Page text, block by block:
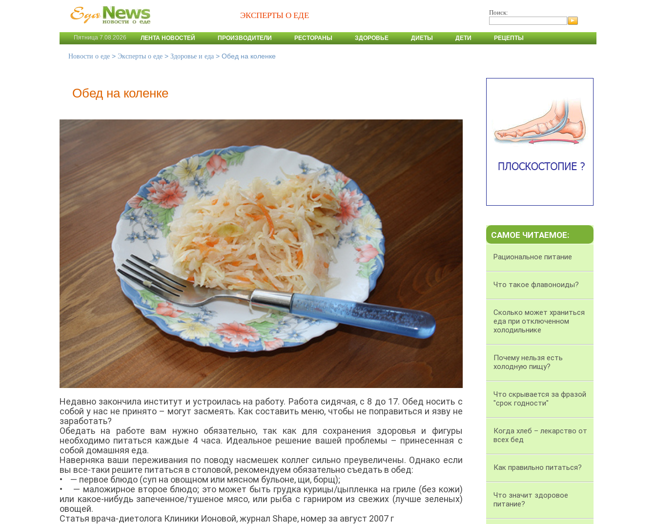
ЭКСПЕРТЫ О ЕДЕ Поиск:
Пятница 7.08.2026 ЛЕНТА НОВОСТЕЙ ПРОИЗВОДИТЕЛИ РЕСТОРАНЫ ЗДОРОВЬЕ ДИЕТЫ ДЕТИ РЕЦЕПТЫ
Новости о еде > Эксперты о еде > Здоровье и еда > Обед на коленке
Обед на коленке
Недавно закончила институт и устроилась на работу. Работа сидячая, с 8 до 17. Обед носить с
собой у нас не принято – могут засмеять. Как составить меню, чтобы не поправиться и язву не
заработать?
Обедать на работе вам нужно обязательно, так как для сохранения здоровья и фигуры
необходимо питаться каждые 4 часа. Идеальное решение вашей проблемы – принесенная с
собой домашняя еда.
Наверняка ваши переживания по поводу насмешек коллег сильно преувеличены. Однако если
вы все-таки решите питаться в столовой, рекомендуем обязательно съедать в обед:
• — первое блюдо (суп на овощном или мясном бульоне, щи, борщ);
• — маложирное второе блюдо; это может быть грудка курицы/цыпленка на гриле (без кожи)
или какое-нибудь запеченное/тушеное мясо, или рыба с гарниром из свежих (лучше зеленых)
овощей.
Статья врача-диетолога Клиники Ионовой, журнал Shape, номер за август 2007 г
САМОЕ ЧИТАЕМОЕ:
Рациональное питание
Что такое флавоноиды?
Сколько может храниться
еда при отключенном
холодильнике
Почему нельзя есть
холодную пищу?
Что скрывается за фразой
"срок годности"
Когда хлеб – лекарство от
всех бед
Как правильно питаться?
Что значит здоровое
питание?